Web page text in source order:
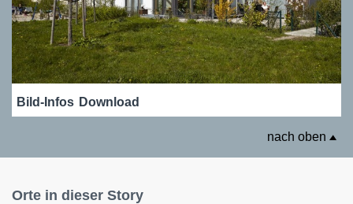
Bild-Infos Download
nach oben
Orte in dieser Story